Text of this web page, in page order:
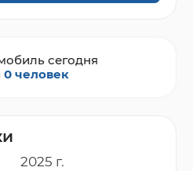
2025 г.
сегодня
0 человек